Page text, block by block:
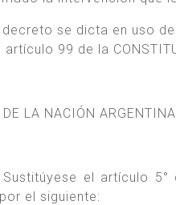
se dicta en uso
99 de la
LA NACIÓN ARGENTINA
el artículo
el siguiente: